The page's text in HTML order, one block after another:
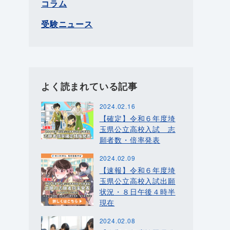
コラム
受験ニュース
よく読まれている記事
2024.02.16
【確定】令和６年度埼
玉県公立高校入試 志
願者数・倍率発表
2024.02.09
【速報】令和６年度埼
玉県公立高校入試出願
状況・８日午後４時半
現在
2024.02.08